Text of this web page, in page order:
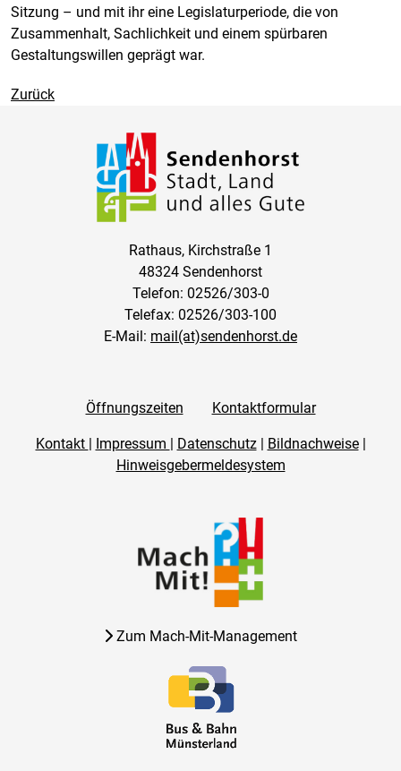
Sitzung – und mit ihr eine Legislaturperiode, die von
Zusammenhalt, Sachlichkeit und einem spürbaren
Gestaltungswillen geprägt war.
Zurück
Rathaus, Kirchstraße 1
48324 Sendenhorst
Telefon: 02526/303-0
Telefax: 02526/303-100
E-Mail: mail(at)sendenhorst.de
Öffnungszeiten Kontaktformular
Kontakt | Impressum | Datenschutz| Bildnachweise|
Hinweisgebermeldesystem
Zum Mach-Mit-Management